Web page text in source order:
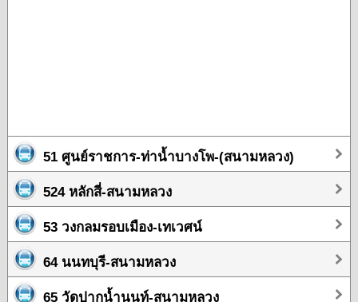
51 ศูนย์ราชการ-ท่าน้ำบางโพ-(สนามหลวง)
524 หลักสี่-สนามหลวง
53 วงกลมรอบเมือง-เทเวศน์
64 นนทบุรี-สนามหลวง
65 วัดปากน้ำนนท์-สนามหลวง